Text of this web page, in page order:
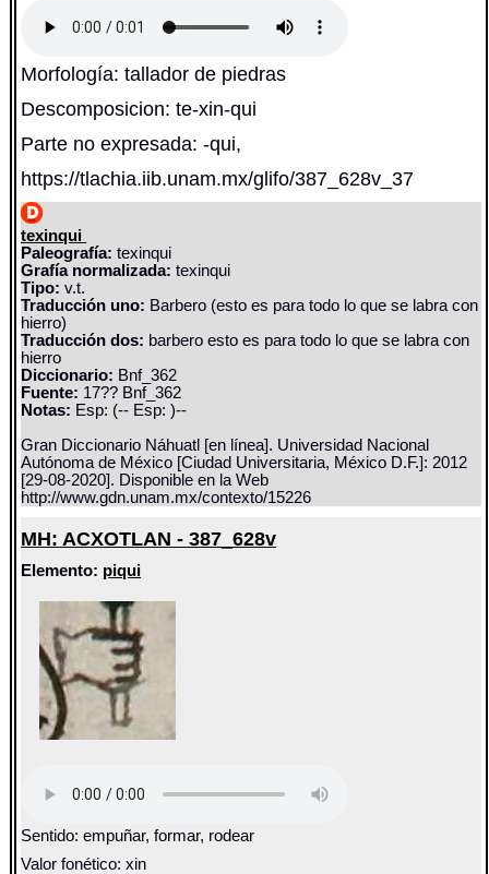
Morfología: tallador de piedras
Descomposicion: te-xin-qui
Parte no expresada: -qui,
https://tlachia.iib.unam.mx/glifo/387_628v_37
texinqui
Paleografía: texinqui
Grafía normalizada: texinqui
Tipo: v.t.
Traducción uno: Barbero (esto es para todo lo que se labra con
hierro)
Traducción dos: barbero esto es para todo lo que se labra con
hierro
Diccionario: Bnf_362
Fuente: 17?? Bnf_362
Notas: Esp: (-- Esp: )--
Gran Diccionario Náhuatl [en línea]. Universidad Nacional
Autónoma de México [Ciudad Universitaria, México D.F.]: 2012
[29-08-2020]. Disponible en la Web
http://www.gdn.unam.mx/contexto/15226
MH: ACXOTLAN - 387_628v
Elemento: piqui
Sentido: empuñar, formar, rodear
Valor fonético: xin